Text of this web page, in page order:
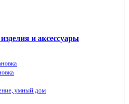
и аксессуары
умный дом